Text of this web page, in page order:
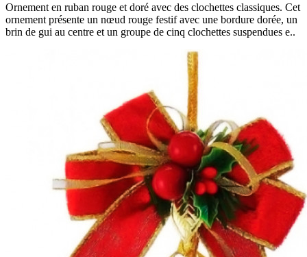
Ornement en ruban rouge et doré avec des clochettes classiques. Cet
ornement présente un nœud rouge festif avec une bordure dorée, un
brin de gui au centre et un groupe de cinq clochettes suspendues e..